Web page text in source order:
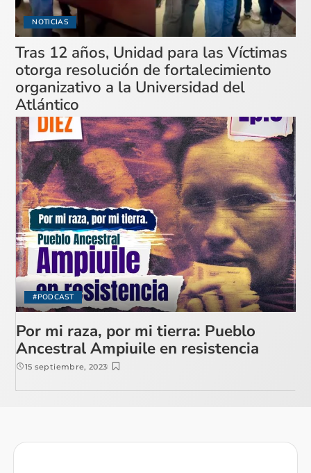
NOTICIAS
Tras 12 años, Unidad para las Víctimas
otorga resolución de fortalecimiento
organizativo a la Universidad del
Atlántico
#PODCAST
Por mi raza, por mi tierra: Pueblo
Ancestral Ampiuile en resistencia
15 septiembre, 2023